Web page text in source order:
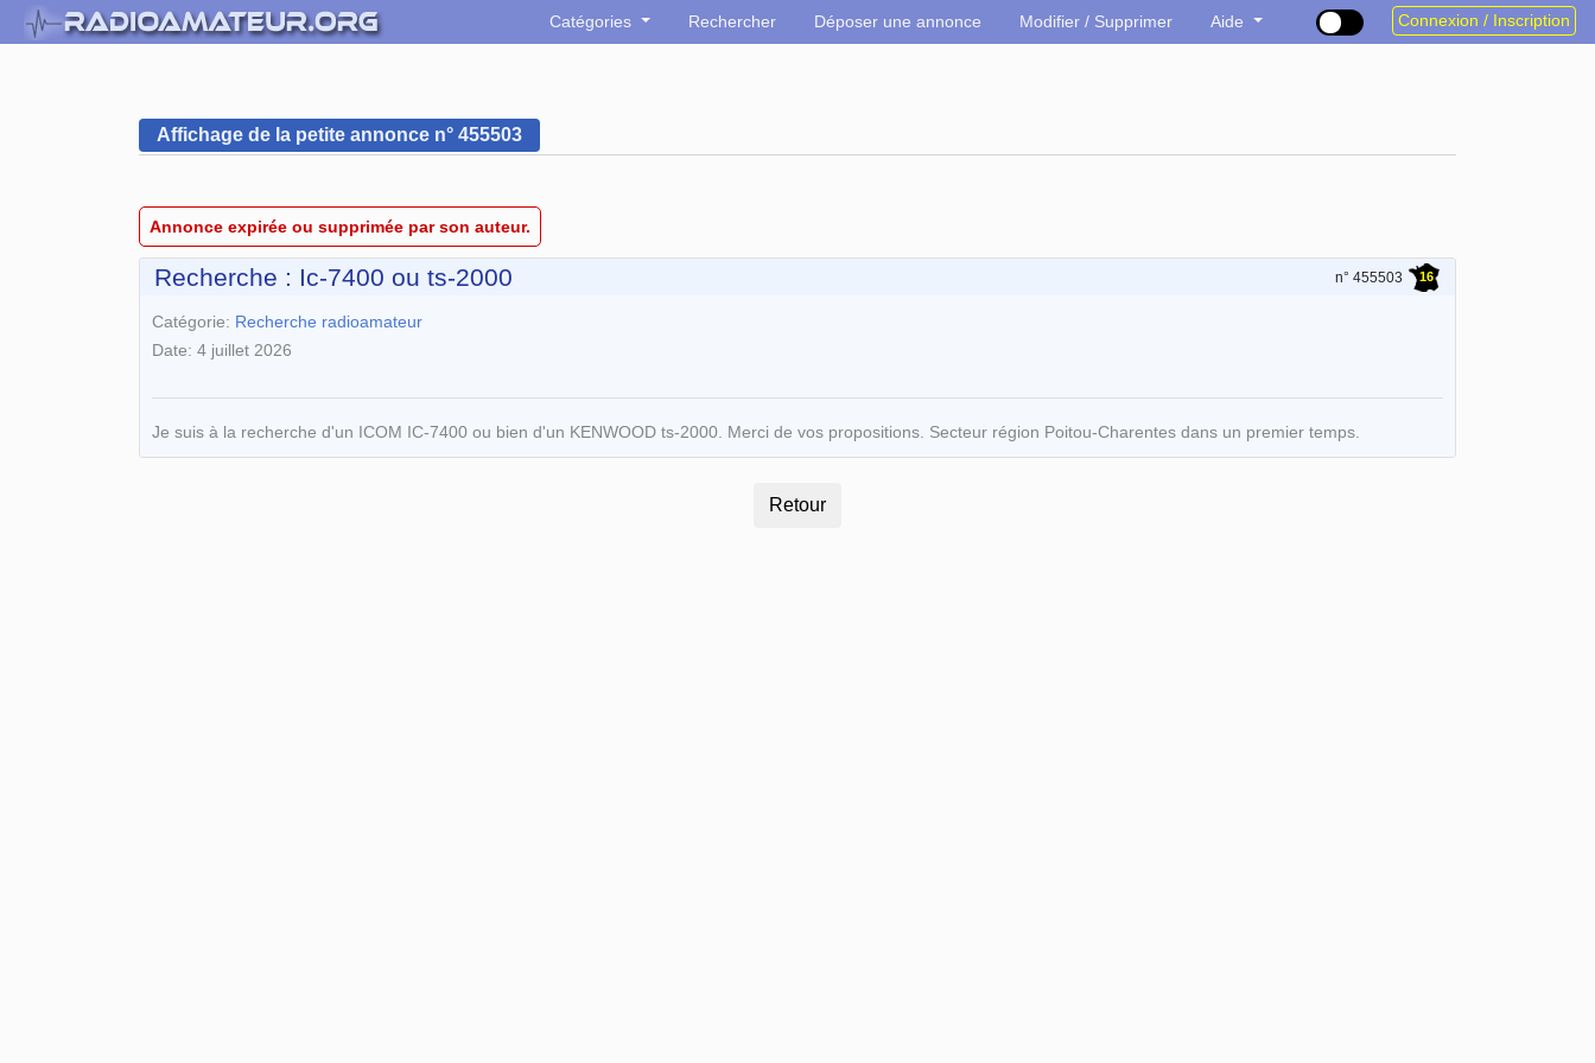
Catégories Rechercher Déposer une annonce Modifier / Supprimer Aide Connexion / Inscription
Affichage de la petite annonce n° 455503
Annonce expirée ou supprimée par son auteur.
Recherche : Ic-7400 ou ts-2000 n° 455503 16
Catégorie: Recherche radioamateur
Date: 4 juillet 2026
Je suis à la recherche d'un ICOM IC-7400 ou bien d'un KENWOOD ts-2000. Merci de vos propositions. Secteur région Poitou-Charentes dans un premier temps.